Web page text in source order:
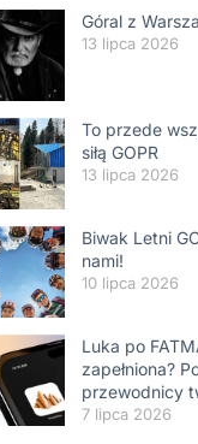
Góral z
13 lipca 2026
To przede
siłą GOPR
13 lipca 2026
Biwak Letni
nami!
10 lipca 2026
Luka po
zapełniona?
przewodnicy
7 lipca 2026